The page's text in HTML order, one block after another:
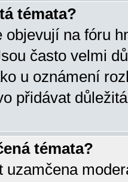
témata?
objevují na fóru
často velmi
u oznámení
přidávat
témata?
uzamčena